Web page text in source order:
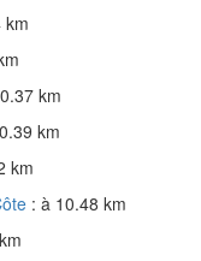
km
km
km
km
: à 10.48 km